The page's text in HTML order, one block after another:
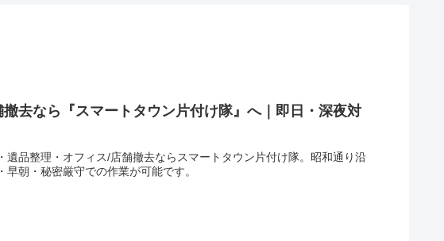
去なら『スマートタウン片付け隊』へ｜即日・深夜対
品整理・オフィス/店舗撤去ならスマートタウン片付け隊。昭和通り沿
朝・秘密厳守での作業が可能です。